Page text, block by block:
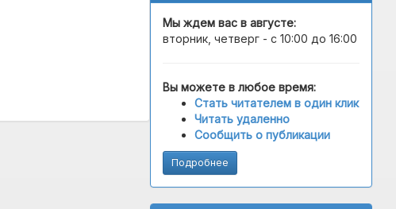
Мы ждем вас в августе:
вторник, четверг - с 10:00 до 16:00
Вы можете в любое время:
Стать читателем в один клик
Читать удаленно
Сообщить о публикации
Подробнее